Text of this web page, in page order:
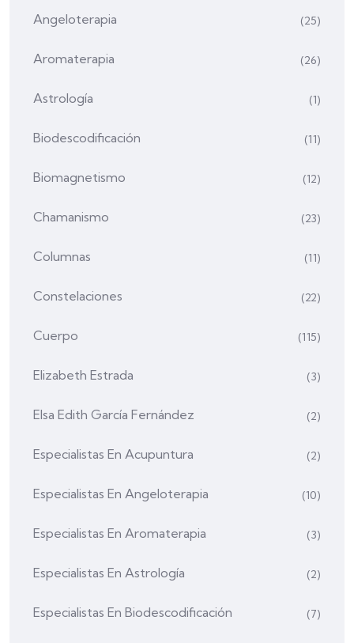
Angeloterapia (25)
Aromaterapia (26)
Astrología (1)
Biodescodificación (11)
Biomagnetismo (12)
Chamanismo (23)
Columnas (11)
Constelaciones (22)
Cuerpo (115)
Elizabeth Estrada (3)
Elsa Edith García Fernández (2)
Especialistas En Acupuntura (2)
Especialistas En Angeloterapia (10)
Especialistas En Aromaterapia (3)
Especialistas En Astrología (2)
Especialistas En Biodescodificación (7)